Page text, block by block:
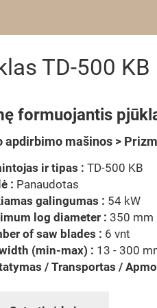
TD-500 KB
formuojantis
apdirbimo mašinos >
ir tipas : TD-500 KB
: Panaudotas
galingumas : 54 kW
log diameter : 350 mm
of saw blades : 6 vnt
(min-max) : 13 - 300
/ Transportas /